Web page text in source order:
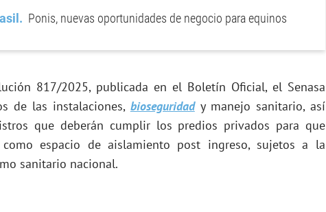
Ponis, nuevas oportunidades de negocio para equinos
817/2025, publicada en el Boletín Oficial, el Senasa
de las instalaciones, bioseguridady manejo sanitario, así
que deberán cumplir los predios privados para que
espacio de aislamiento post ingreso, sujetos a la
sanitario nacional.